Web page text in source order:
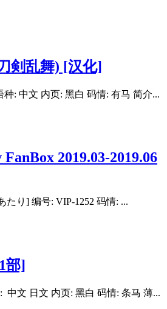
剣乱舞) [汉化]
: 中文 内页: 黑白 码情: 有马 简介...
2019.03-2019.06
たり] 编号: VIP-1252 码情: ...
部]
中文 日文 内页: 黑白 码情: 条马 薄...